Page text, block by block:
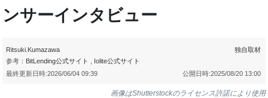
ンサーインタビュー
Ritsuki.Kumazawa
参考： BitLending公式サイト Iolite公式サイト
独自取材
公開日時:2025/08/20 13:00
最終更新日時:2026/06/04 09:39
画像はShutterstockのライセンス許諾により使用